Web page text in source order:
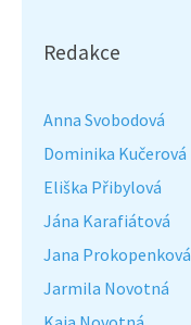
Redakce
Anna Svobodová
Dominika Kučerová
Eliška Přibylová
Jána Karafiátová
Jana Prokopenková
Jarmila Novotná